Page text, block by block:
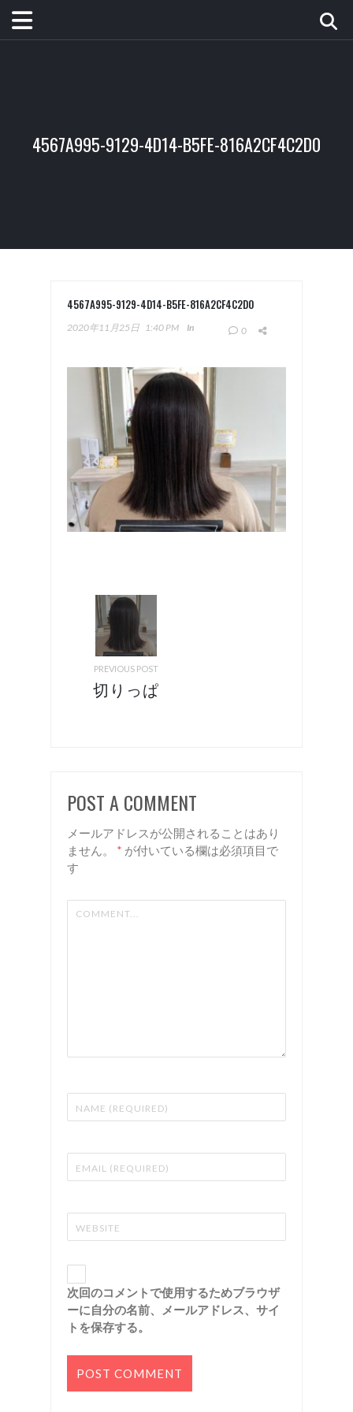
4567A995-9129-4D14-B5FE-816A2CF4C2D0
4567A995-9129-4D14-B5FE-816A2CF4C2D0
2020年11月25日 1:40 PM In 0
PREVIOUS POST
切りっぱ
室 リア
ン
POST A COMMENT
メールアドレスが公開されることはあり
ません。
* が付いている欄は必須項目で
す
次回のコメントで使用するためブラウザ
ーに自分の名前、メールアドレス、サイ
トを保存する。